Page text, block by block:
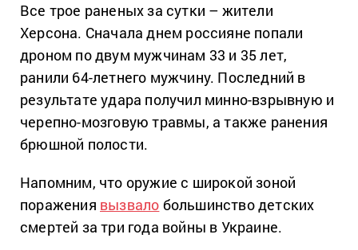
Все трое раненых за сутки – жители
Херсона. Сначала днем россияне попали
дроном по двум мужчинам 33 и 35 лет,
ранили 64-летнего мужчину. Последний в
результате удара получил минно-взрывную и
черепно-мозговую травмы, а также ранения
брюшной полости.
Напомним, что оружие с широкой зоной
поражения вызвало большинство детских
смертей за три года войны в Украине.